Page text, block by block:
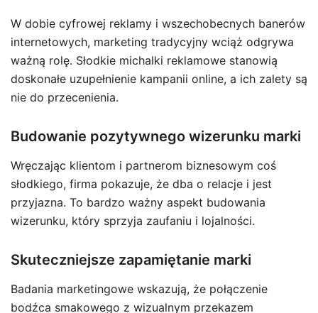
W dobie cyfrowej reklamy i wszechobecnych banerów
internetowych, marketing tradycyjny wciąż odgrywa
ważną rolę. Słodkie michalki reklamowe stanowią
doskonałe uzupełnienie kampanii online, a ich zalety są
nie do przecenienia.
Budowanie pozytywnego wizerunku marki
Wręczając klientom i partnerom biznesowym coś
słodkiego, firma pokazuje, że dba o relacje i jest
przyjazna. To bardzo ważny aspekt budowania
wizerunku, który sprzyja zaufaniu i lojalności.
Skuteczniejsze zapamiętanie marki
Badania marketingowe wskazują, że połączenie
bodźca smakowego z wizualnym przekazem